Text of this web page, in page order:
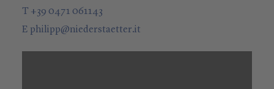
T +39 0471 061143
E philipp@niederstaetter.it